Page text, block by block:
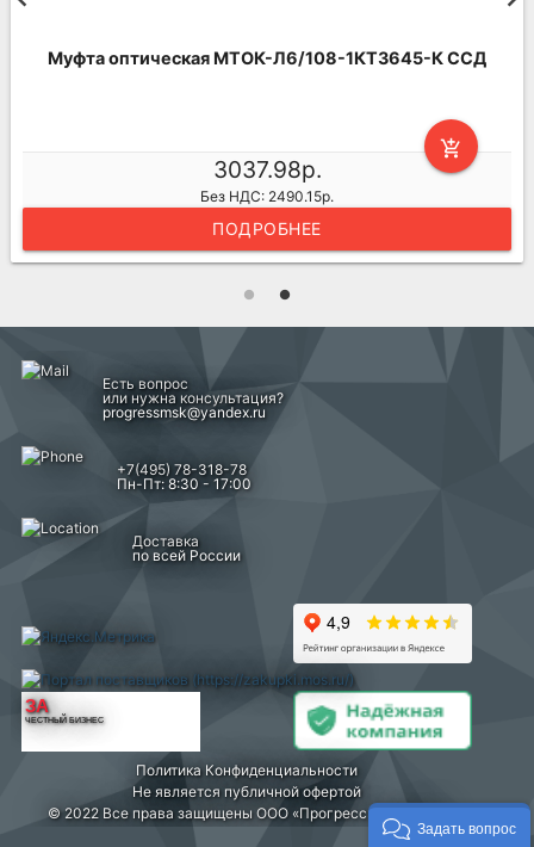
Муфта оптическая МТОК-Л6/108-1КТ3645-К ССД
add_shopping_cart
3037.98р.
Без НДС: 2490.15р.
ПОДРОБНЕЕ
Есть вопрос
или нужна консультация?
progressmsk@yandex.ru
+7(495) 78-318-78
Пн-Пт: 8:30 - 17:00
Доставка
по всей России
ЗА
ЧЕСТНЫЙ БИЗНЕС
Политика Конфиденциальности
Не является публичной офертой
© 2022 Все права защищены ООО «Прогресс» г. Москва
Задать вопрос